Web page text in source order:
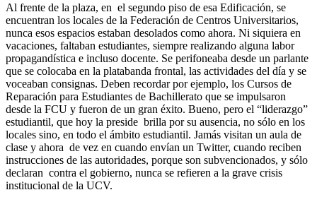
Al frente de la plaza, en el segundo piso de esa Edificación, se
encuentran los locales de la Federación de Centros Universitarios,
nunca esos espacios estaban desolados como ahora. Ni siquiera en
vacaciones, faltaban estudiantes, siempre realizando alguna labor
propagandística e incluso docente. Se perifoneaba desde un parlante
que se colocaba en la platabanda frontal, las actividades del día y se
voceaban consignas. Deben recordar por ejemplo, los Cursos de
Reparación para Estudiantes de Bachillerato que se impulsaron
desde la FCU y fueron de un gran éxito. Bueno, pero el “liderazgo”
estudiantil, que hoy la preside brilla por su ausencia, no sólo en los
locales sino, en todo el ámbito estudiantil. Jamás visitan un aula de
clase y ahora de vez en cuando envían un Twitter, cuando reciben
instrucciones de las autoridades, porque son subvencionados, y sólo
declaran contra el gobierno, nunca se refieren a la grave crisis
institucional de la UCV.